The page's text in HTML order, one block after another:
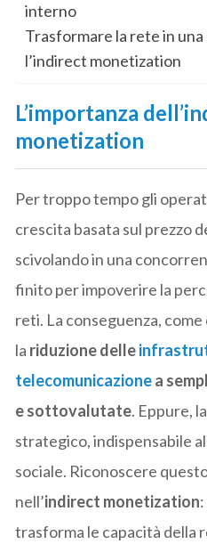
interno
Trasformare la rete in
l’indirect monetization
L’importanza
monetization
Per troppo tempo gli
crescita basata sul prezzo
scivolando in una
finito per impoverire la
reti. La conseguenza, come
la riduzione delle
telecomunicazionea
e sottovalutate. Eppure,
strategico, indispensabile
sociale. Riconoscere
nell’indirect monetization
trasforma le capacità della